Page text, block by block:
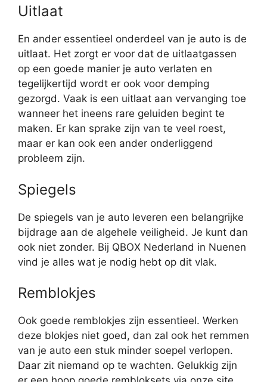
Uitlaat
En ander essentieel onderdeel van je auto is de
uitlaat. Het zorgt er voor dat de uitlaatgassen
op een goede manier je auto verlaten en
tegelijkertijd wordt er ook voor demping
gezorgd. Vaak is een uitlaat aan vervanging toe
wanneer het ineens rare geluiden begint te
maken. Er kan sprake zijn van te veel roest,
maar er kan ook een ander onderliggend
probleem zijn.
Spiegels
De spiegels van je auto leveren een belangrijke
bijdrage aan de algehele veiligheid. Je kunt dan
ook niet zonder. Bij QBOX Nederland in Nuenen
vind je alles wat je nodig hebt op dit vlak.
Remblokjes
Ook goede remblokjes zijn essentieel. Werken
deze blokjes niet goed, dan zal ook het remmen
van je auto een stuk minder soepel verlopen.
Daar zit niemand op te wachten. Gelukkig zijn